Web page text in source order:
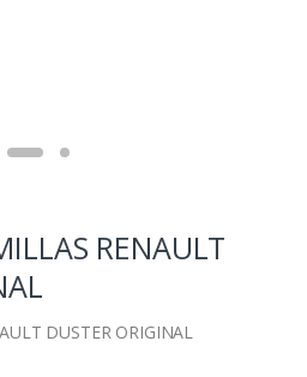
RENAULT
DUSTER ORIGINAL